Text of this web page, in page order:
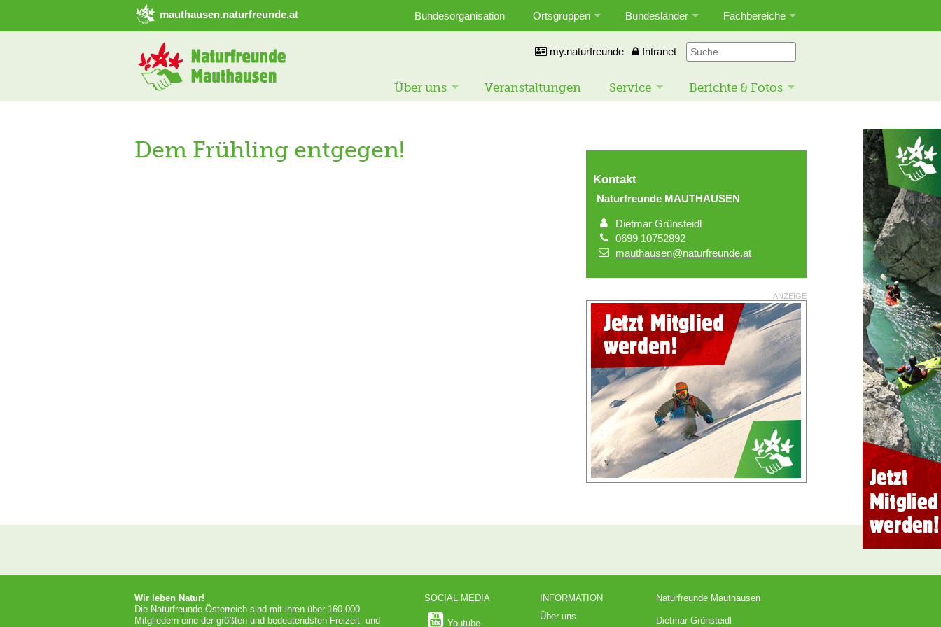
➜ Hauptregion der Seite anspringen
mauthausen.naturfreunde.at Bundesorganisation Ortsgruppen Bundesländer Fachbereiche
my.naturfreunde Intranet
Über uns Veranstaltungen Service Berichte & Fotos
Dem Frühling entgegen!
Kontakt
Naturfreunde MAUTHAUSEN
Dietmar Grünsteidl
0699 10752892
mauthausen@naturfreunde.at
ANZEIGE
Wir leben Natur!
Die Naturfreunde Österreich sind mit ihren über 160.000
Mitgliedern eine der größten und bedeutendsten Freizeit- und
SOCIAL MEDIA
Youtube
INFORMATION
Über uns
Naturfreunde Mauthausen
Dietmar Grünsteidl